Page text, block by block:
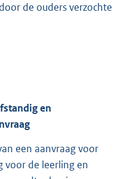
de ouders verzochte
en
een aanvraag voor
voor de leerling en